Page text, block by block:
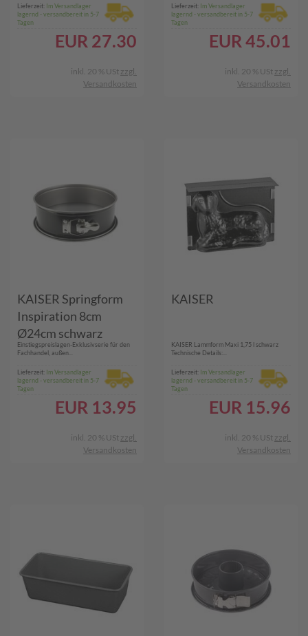
Lieferzeit: Im Versandlager
lagernd - versandbereit in 5-7
Tagen
EUR 27.30
inkl. 20 % USt zzgl.
Versandkosten
Lieferzeit: Im Versandlager
lagernd - versandbereit in 5-7
Tagen
EUR 45.01
inkl. 20 % USt zzgl.
Versandkosten
KAISER Springform
Inspiration 8cm
Ø24cm schwarz
Einstiegspreislagen-Exklusivserie für den
Fachhandel, außen...
Lieferzeit: Im Versandlager
lagernd - versandbereit in 5-7
Tagen
EUR 13.95
inkl. 20 % USt zzgl.
Versandkosten
KAISER
KAISER Lammform Maxi 1,75 l schwarz
Technische Details:...
Lieferzeit: Im Versandlager
lagernd - versandbereit in 5-7
Tagen
EUR 15.96
inkl. 20 % USt zzgl.
Versandkosten